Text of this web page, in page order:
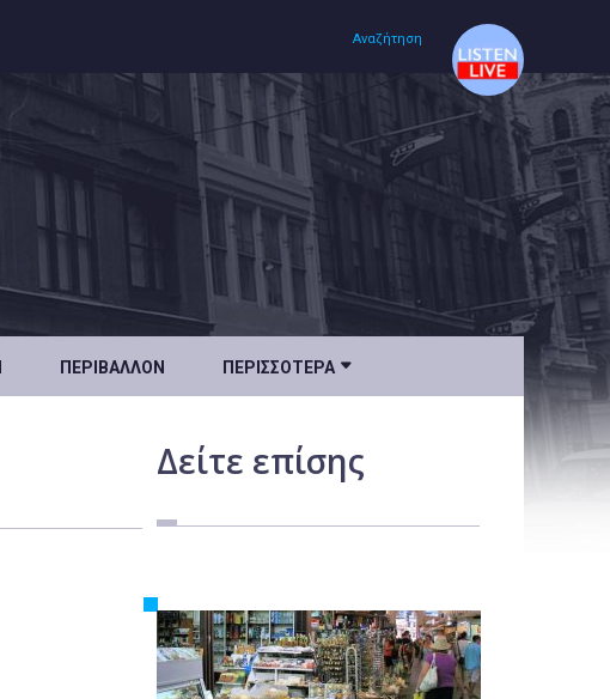
Αναζήτηση
ΠΕΡΙΒΆΛΛΟΝ ΠΕΡΙΣΣΌΤΕΡΑ 
Δείτε επίσης
Αρχική
Πολιτισμός
Υγεία
Ταξίδια
Επιστήμη
Περιβάλλον
Κόσμος
Τοπικά